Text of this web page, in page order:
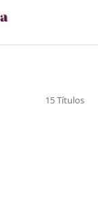
15 Títulos